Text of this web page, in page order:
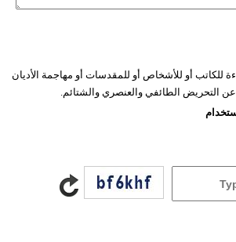
للكاتب أو للأشخاص أو للمقدسات أو مهاجمة الأديان
عن التحريض الطائفي والعنصري والشتائم.